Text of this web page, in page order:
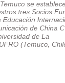
se
tres Socios
de China
de La
(Temuco,